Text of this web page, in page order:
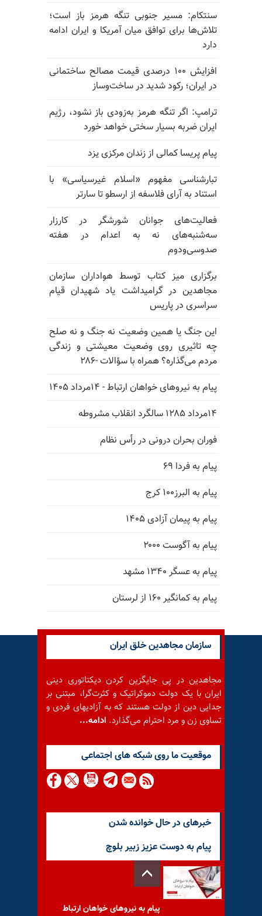
سنتکام: مسیر جنوبی تنگه هرمز باز است؛
تلاش‌ها برای توافق میان آمریکا و ایران ادامه
دارد
افزایش ۱۰۰ درصدی قیمت مصالح ساختمانی
در ایران؛ رکود شدید در ساخت‌وساز
ترامپ: اگر تنگه هرمز به‌زودی باز نشود، رژیم
ایران ضربه بسیار سختی خواهد خورد
پیام پریسا کمالی از زندان مرکزی یزد
تبارشناسی مفهوم «اسلام غیرسیاسی» با
استناد به آرای فلاسفه از ارسطو تا سارتر
فعالیت‌های جوانان شورشگر در کارزار
سه‌شنبه‌های نه به اعدام در هفته
صدوسی‌و‌دوم
برگزاری میز کتاب توسط هواداران سازمان
مجاهدین در گرامیداشت یاد شهیدان قیام
سراسری در پاریس
این جنگ یا همین وضعیت نه جنگ و نه صلح
چه تاثیری روی وضعیت معیشتی و زندگی
مردم می‌گذاره؟ همراه با سؤالات -۲۸۶
پیام به نیروهای خواهان ارتباط - ۱۴مرداد ۱۴۰۵
۱۴مرداد ۱۲۸۵ سالگرد انقلاب مشروطه
فوران بحران درونی در رأس نظام
پیام به فردا ۶۹
پیام به البرز۱۰۰ کرج
پیام به پیمان آزادی ۱۴۰۵
پیام به آگوست ۲۰۰۰
پیام به عسگر ۱۳۴۰ مشهد
پیام به کمانگیر ۱۶۰ از لرستان
سازمان مجاهدین خلق ایران
مجاهدین در پی جایگزین کردن دیکتاتوری دینی
ایران با یک دولت دموکراتیک و کثرت‌گرا، مبتنی بر
جدایی دین از دولت هستند که به آزادیهای فردی و
تساوی زن و مرد احترام می‌گذارد. ادامه...
موقعيت ما روى شبكه هاى اجتماعى
خبرهای در حال خوانده شدن
پیام به دوست عزیز زبیر بلوچ
پیام به نیروهای خواهان ارتباط